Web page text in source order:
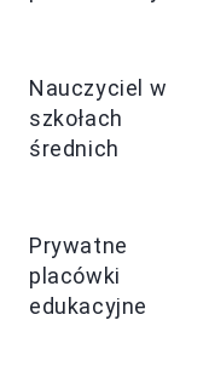
Nauczyciel w
szkołach
średnich
Prywatne
placówki
edukacyjne